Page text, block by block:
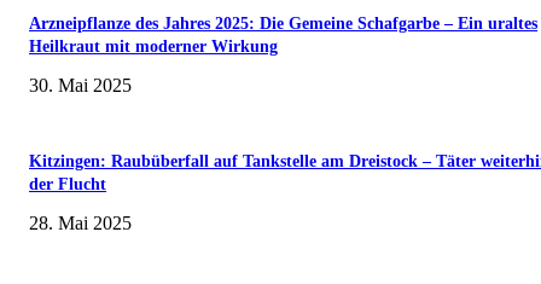
Arzneipflanze des Jahres 2025: Die Gemeine Schafgarbe – Ein uraltes
Heilkraut mit moderner Wirkung
30. Mai 2025
Kitzingen: Raubüberfall auf Tankstelle am Dreistock – Täter
der Flucht
28. Mai 2025